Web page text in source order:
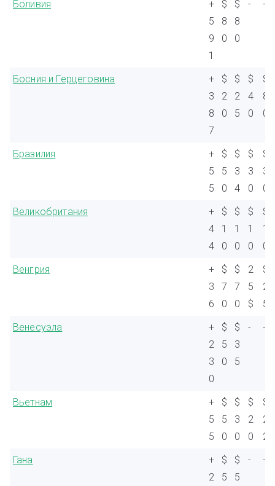
Боливия
+
5
9
1
$
8
0
$
8
0
- -
Босния и Герцеговина
+
3
8
7
$
2
0
$
2
5
$
4
0
$
8
0
Бразилия
+
5
5
$
5
0
$
3
4
$
3
0
$
3
0
Великобритания
+
4
4
$
1
0
$
1
0
$
1
0
$
1
0
Венгрия
+
3
6
$
7
0
$
7
0
2
5
$
$
2
5
Венесуэла
+
2
3
0
$
5
0
$
3
5
- -
Вьетнам
+
5
5
$
5
0
$
3
0
$
2
0
$
2
2
Гана
+
2
$
5
$
5
- -